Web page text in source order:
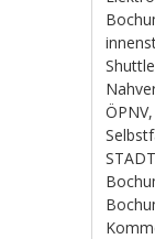
Shuttle
ÖPNV